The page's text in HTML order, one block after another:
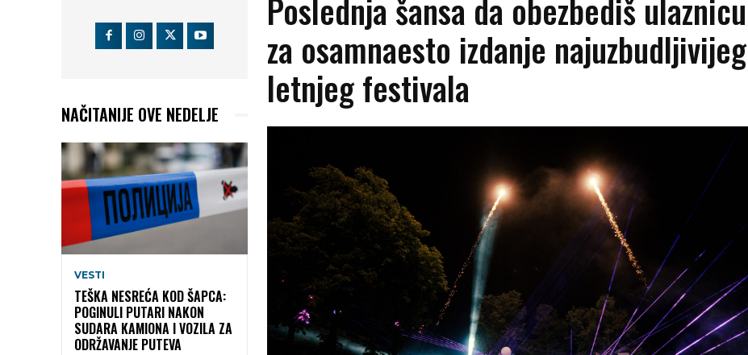
NAČITANIJE OVE NEDELJE
VESTI
TEŠKA NESREĆA KOD ŠAPCA:
POGINULI PUTARI NAKON
SUDARA KAMIONA I VOZILA ZA
ODRŽAVANJE PUTEVA
Poslednja šansa da obezbediš ulaznicu
za osamnaesto izdanje najuzbudljivijeg
letnjeg festivala